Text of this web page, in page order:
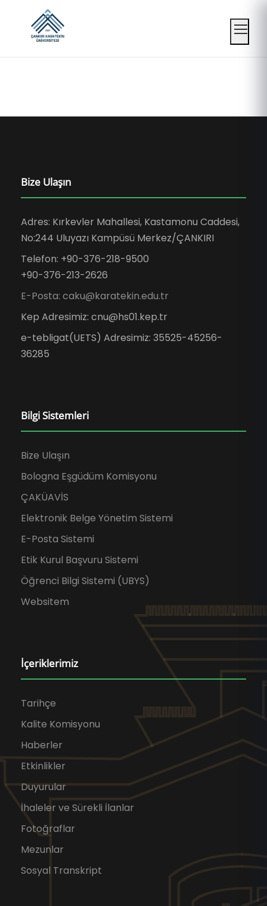
Mobil
Bize Ulaşın
Adres: Kırkevler Mahallesi, Kastamonu Caddesi,
No:244 Uluyazı Kampüsü Merkez/ÇANKIRI
Telefon: +90-376-218-9500
+90-376-213-2626
E-Posta: caku@karatekin.edu.tr
Kep Adresimiz: cnu@hs01.kep.tr
e-tebligat(UETS) Adresimiz: 35525-45256-
36285
Bilgi Sistemleri
Bize Ulaşın
Bologna Eşgüdüm Komisyonu
ÇAKÜAVİS
Elektronik Belge Yönetim Sistemi
E-Posta Sistemi
Etik Kurul Başvuru Sistemi
Öğrenci Bilgi Sistemi (UBYS)
Websitem
İçeriklerimiz
Tarihçe
Kalite Komisyonu
Haberler
Etkinlikler
Duyurular
İhaleler ve Sürekli İlanlar
Fotoğraflar
Mezunlar
Sosyal Transkript